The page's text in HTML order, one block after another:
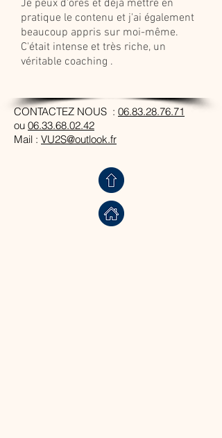
Je peux d'ores et déjà mettre en
pratique le contenu et j'ai également
beaucoup appris sur moi-même.
C'était intense et très riche, un
véritable coaching .
CONTACTEZ NOUS : 06.83.28.76.71
ou 06.33.68.02.42
Mail : VU2S@outlook.fr